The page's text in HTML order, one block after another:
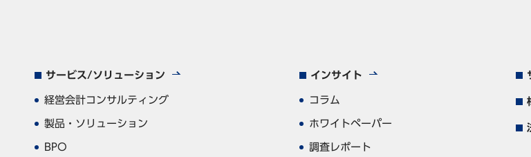
サービス/ソリューション
経営会計コンサルティング
製品・ソリューション
BPO
インサイト
コラム
ホワイトペーパー
調査レポート